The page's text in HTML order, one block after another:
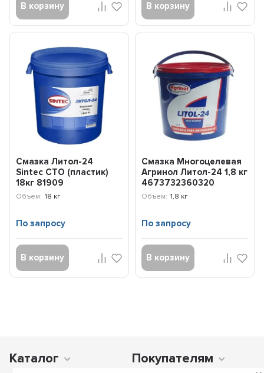
В корзину В корзину
Смазка Литол-24
Sintec СТО (пластик)
18кг 81909
Объем: 18 кг
По запросу
В корзину
Смазка Многоцелевая
Агринол Литол-24 1,8 кг
4673732360320
Объем: 1,8 кг
По запросу
В корзину
Каталог Покупателям